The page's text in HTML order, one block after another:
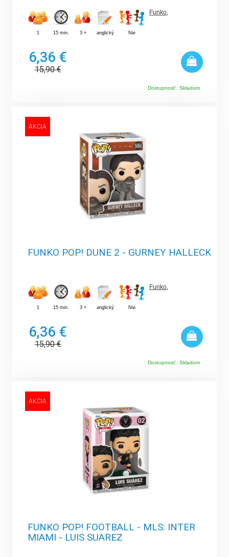
1 15 min. 3 + anglický Nie
Funko
6,36 €
15,90€
Dostupnosť: Skladom
AKCIA
FUNKO POP! DUNE 2 - GURNEY HALLECK
1 15 min. 3 + anglický Nie
Funko
6,36 €
15,90€
Dostupnosť: Skladom
AKCIA
FUNKO POP! FOOTBALL - MLS: INTER
MIAMI - LUIS SUAREZ